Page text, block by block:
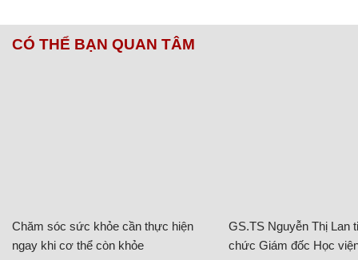
CÓ THỂ BẠN QUAN TÂM
Chăm sóc sức khỏe cần thực hiện
ngay khi cơ thể còn khỏe
GS.TS Nguyễn Thị Lan
chức Giám đốc Học